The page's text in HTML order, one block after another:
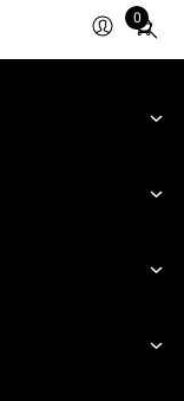
0
Total
items
cart: